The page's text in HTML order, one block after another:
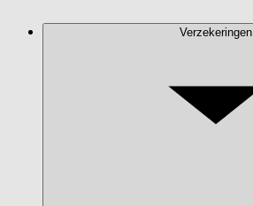
Verzekeringen